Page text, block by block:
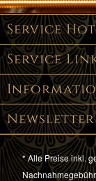
Service
Service
Newsletter
* Alle Preise inkl.